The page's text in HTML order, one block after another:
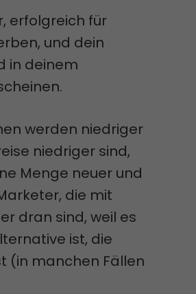
erfolgreich für
und dein
in deinem
werden niedriger
niedriger sind,
Menge neuer und
die mit
dran sind, weil es
ist, die
(in manchen Fällen